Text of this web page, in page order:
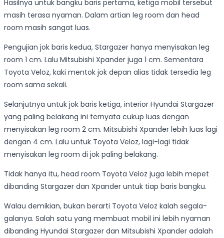
Hasilnya untuk bangku baris pertama, ketiga mobil tersebut
masih terasa nyaman. Dalam artian leg room dan head
room masih sangat luas.
Pengujian jok baris kedua, Stargazer hanya menyisakan leg
room 1 cm. Lalu Mitsubishi Xpander juga 1 cm. Sementara
Toyota Veloz, kaki mentok jok depan alias tidak tersedia leg
room sama sekali.
Selanjutnya untuk jok baris ketiga, interior Hyundai Stargazer
yang paling belakang ini ternyata cukup luas dengan
menyisakan leg room 2 cm. Mitsubishi Xpander lebih luas lagi
dengan 4 cm. Lalu untuk Toyota Veloz, lagi-lagi tidak
menyisakan leg room di jok paling belakang.
Tidak hanya itu, head room Toyota Veloz juga lebih mepet
dibanding Stargazer dan Xpander untuk tiap baris bangku.
Walau demikian, bukan berarti Toyota Veloz kalah segala-
galanya. Salah satu yang membuat mobil ini lebih nyaman
dibanding Hyundai Stargazer dan Mitsubishi Xpander adalah